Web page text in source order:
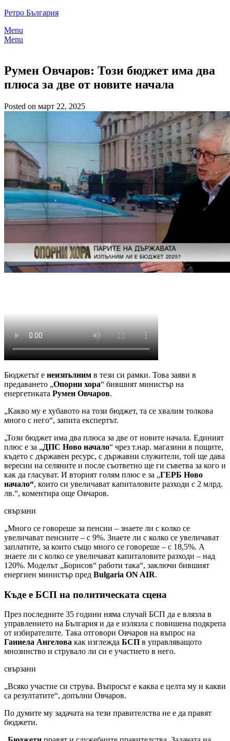
Skip
content
Ретро България
Menu
Menu
Румен Овчаров: Този бюджет има два
плюса за две от новите начала
Posted on март 22, 2025
Бюджетът е неизпълним в тези си рамки. Това заяви в
предаването „Опорни хора“ бившият министър на
енергетиката Румен Овчаров.
„Какво му е хубавото на този бюджет, та се хвалим толкова
много с него“, запита експертът.
„Този бюджет има два плюса за две от новите начала. Единият
плюс е за „ДПС Ново начало“ чрез т.нар. магазини в пощите,
където с държавен ресурс, с държавни служители, той ще дава
вересии на селяните и после съответно ще ги съветва за кого и
как да гласуват. И вторият голям плюс е за „ГЕРБ Ново
начало“, които си увеличават капиталовите разходи с 2 млрд.
лв.“, коментира още Овчаров.
свързани
„Много се говореше за пенсии – знаете ли с колко се
увеличават пенсиите – с 9%. Знаете ли с колко се увеличават
заплатите, за които също много се говореше – с 18,5%. А
знаете ли с колко се увеличават капиталовите разходи – над
120%. Моделът „Борисов“ работи така“, заключи бившият
енергиен министър пред Bulgaria ON AIR.
Къде е БСП на политическата сцена
През последните 35 години няма случай БСП да е влязла в
управлението на България и да е излязла с повишена подкрепа
от избирателите. Така отговори Овчаров на въпрос на
Ганиела Ангелова как изглежда БСП в управляващото
мнозинство и струвало ли си е участието в него.
свързани
„Всяко участие си струва. Въпросът е каква е целта му и какви
са резултатите“, допълни Овчаров.
По думите му задачата на тези правителства не е да правят
бюджети.